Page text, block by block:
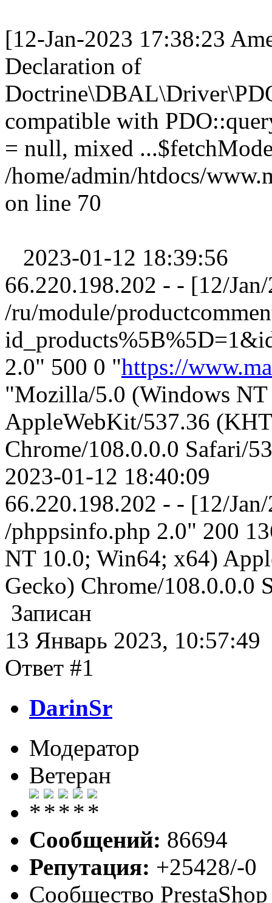
[12-Jan-2023 17:38:23
Declaration of
compatible with
= null, mixed
/home/admin/htdocs/
on line 70
2023-01-12 18:39:56
66.220.198.202 - - [12/
/ru/module/
2.0" 500 0 "https://
"Mozilla/5.0 (Windows
AppleWebKit/537.36
Chrome/108.0.0.0 Safari/
2023-01-12 18:40:09
66.220.198.202 - - [12/
/phppsinfo.php 2.0" 200
NT 10.0; Win64; x64)
Gecko) Chrome/108.0.0.0
Записан
13 Январь 2023, 10:57:49
Ответ #1
DarinSr
Модератор
Ветеран
Сообщений: 86694
Репутация: +25428/-0
Сообщество PrestaShop